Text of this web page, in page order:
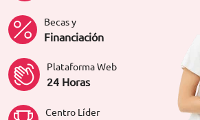
Becas y
Financiación
Plataforma Web
24 Horas
Centro Líder